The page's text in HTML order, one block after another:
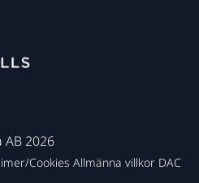
AB 2026
Cookies Allmänna villkor DAC